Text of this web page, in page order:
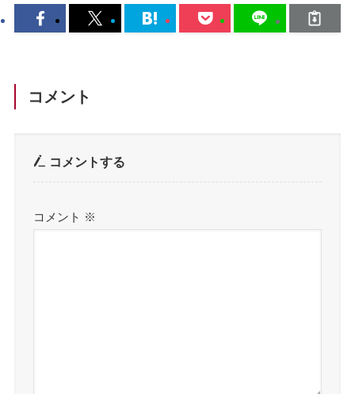
コメント
コメントする
コメント ※